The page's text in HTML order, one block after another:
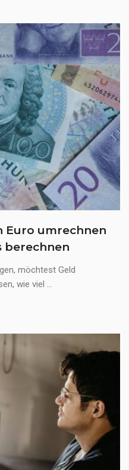
Euro umrechnen
berechnen
möchtest Geld
wie viel ...